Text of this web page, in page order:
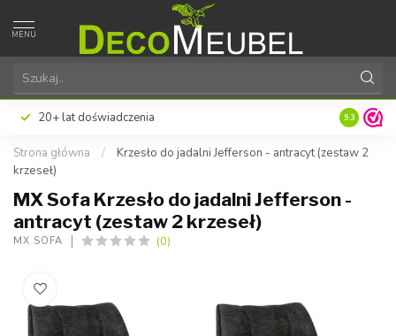
MENU
satysfakcja klienta Specjalista od 9.3
Strona główna /
Krzesło do jadalni Jefferson - antracyt (zestaw 2
krzeseł)
MX Sofa Krzesło do jadalni Jefferson -
antracyt (zestaw 2 krzeseł)
MX SOFA (0)